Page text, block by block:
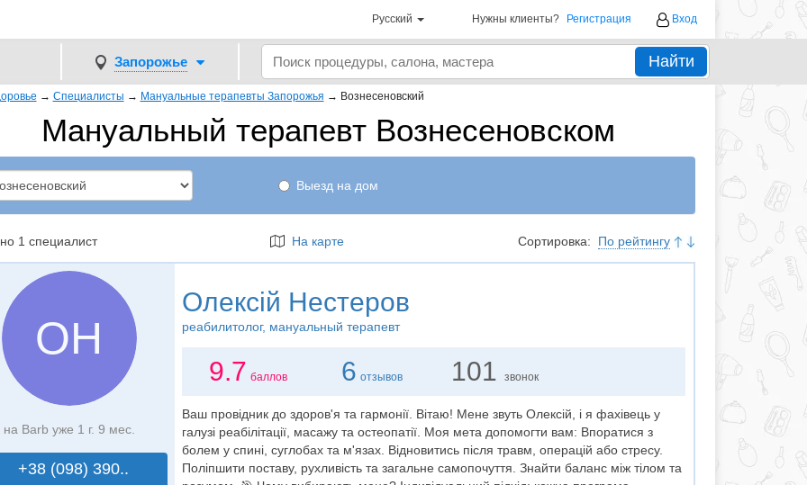
Русский Нужны клиенты? Регистрация Вход
Запорожье Найти
→ Специалисты → Мануальные терапевты Запорожья → Вознесеновский
Мануальный терапевт Вознесеновском
Выезд на дом
1 специалист На карте Сортировка: По рейтингу
ОН
на Barb уже 1 г. 9 мес.
+38 (098) 390..
Олексій Нестеров
реабилитолог, мануальный терапевт
9.7 баллов 6 отзывов 101 звонок
Ваш провідник до здоров'я та гармонії. Вітаю! Мене звуть Олексій, і я фахівець у
галузі реабілітації, масажу та остеопатії. Моя мета допомогти вам: Впоратися з
болем у спині, суглобах та м'язах. Відновитись після травм, операцій або стресу.
Поліпшити поставу, рухливість та загальне самопочуття. Знайти баланс між тілом та